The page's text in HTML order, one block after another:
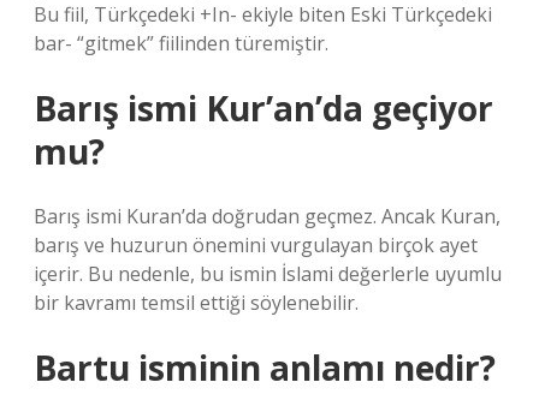
Bu fiil, Türkçedeki +In- ekiyle biten Eski Türkçedeki
bar- “gitmek” fiilinden türemiştir.
Barış ismi Kur’an’da geçiyor
mu?
Barış ismi Kuran’da doğrudan geçmez. Ancak Kuran,
barış ve huzurun önemini vurgulayan birçok ayet
içerir. Bu nedenle, bu ismin İslami değerlerle uyumlu
bir kavramı temsil ettiği söylenebilir.
Bartu isminin anlamı nedir?